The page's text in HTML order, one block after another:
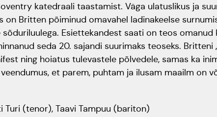
katedraali taastamist. Väga ulatuslikus ja
on Britten põiminud omavahel ladinakeelse
Esiettekandest saati on teos omanud
seda 20. sajandi suurimaks teoseks. Britteni
ning hoiatus tulevastele põlvedele, samas ka
et parem, puhtam ja ilusam maailm on
Turi (tenor), Taavi Tampuu (bariton)